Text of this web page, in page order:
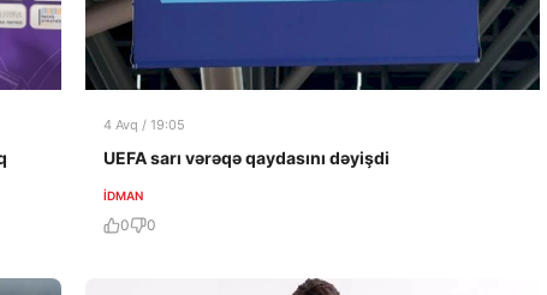
4 Avq / 19:05
UEFA sarı vərəqə qaydasını dəyişdi
İDMAN
0 0